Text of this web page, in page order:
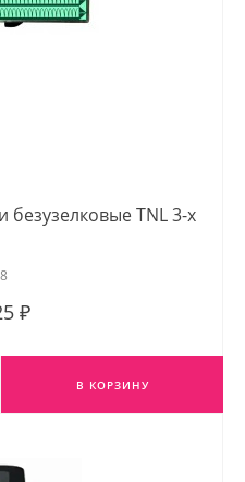
безузелковые TNL 3-х
₽
В КОРЗИНУ